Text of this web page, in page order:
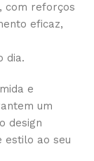
com reforços
eficaz,
dia.
e
um
design
estilo ao seu